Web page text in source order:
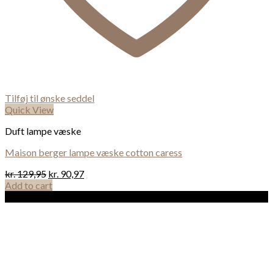
Tilføj til ønske seddel
Quick View
Duft lampe væske
Maison berger lampe væske cotton caress
kr.129,95 kr. 90,97
Add to cart